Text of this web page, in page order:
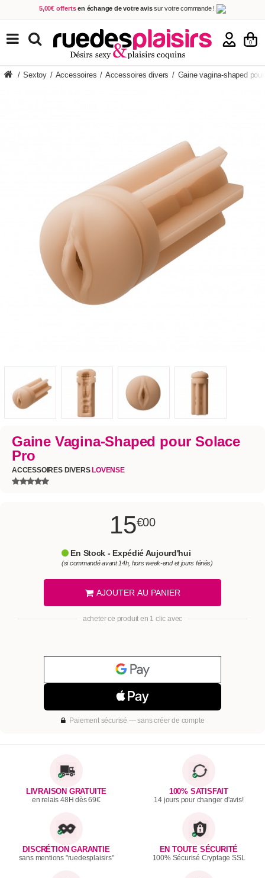
5,00€ offerts en échange de votre avissur votre commande !
Achetez aujourd'hui. Décidez quand payer !
Livraison en 48h
au prix de 2,90 € ! (Offerte dès 69,00€ d'achat)
0
TOUS NOS PRODUITS
/ Sextoy / Accessoires / Accessoires divers / Gaine vagina-shaped
Gaine Vagina-Shaped pour Solace
Pro
ACCESSOIRES DIVERS LOVENSE
15€00
En Stock - Expédié Aujourd'hui
(si commandé avant 14h, hors week-end et jours fériés)
AJOUTER AU PANIER
acheter ce produit en 1 clic avec
Paiement sécurisé — sans créer de compte
LIVRAISON GRATUITE
en relais 48H dès 69€
100% SATISFAIT
14 jours pour changer d'avis!
DISCRÉTION GARANTIE
sans mentions "ruedesplaisirs"
EN TOUTE SÉCURITÉ
100% Sécurisé Cryptage SSL